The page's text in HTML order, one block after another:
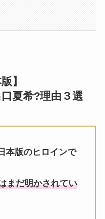
】
夏希?理由３選
本版のヒロインで
まだ明かされてい